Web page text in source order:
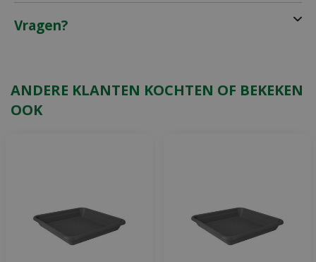
Vragen?
ANDERE KLANTEN KOCHTEN OF BEKEKEN
OOK